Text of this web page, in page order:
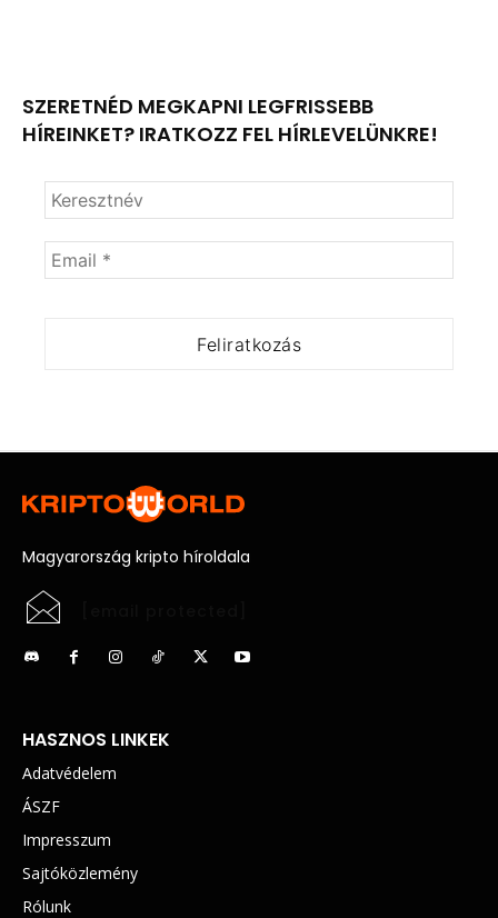
SZERETNÉD MEGKAPNI LEGFRISSEBB
HÍREINKET? IRATKOZZ FEL HÍRLEVELÜNKRE!
Magyarország kripto híroldala
HASZNOS LINKEK
Adatvédelem
ÁSZF
Impresszum
Sajtóközlemény
Rólunk